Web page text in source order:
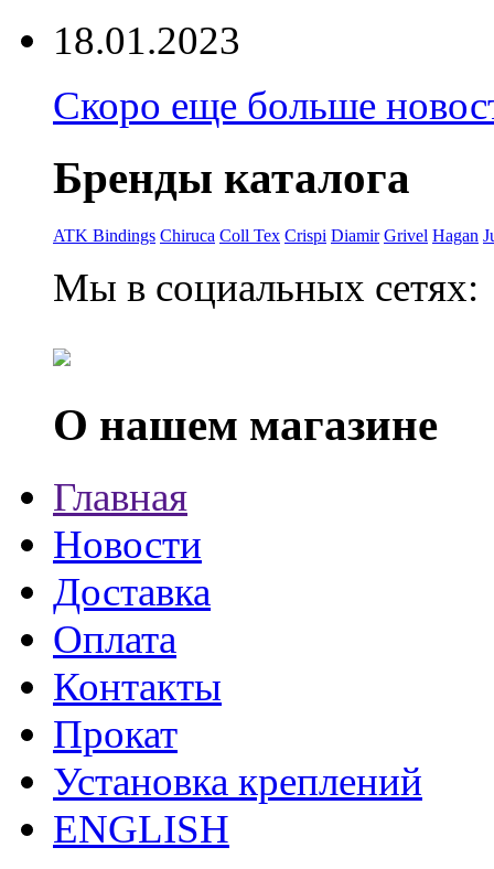
18.01.2023
Скоро еще больше
Бренды каталога
ATK Bindings Chiruca Coll Tex Crispi Diamir Grivel Hagan
Мы в социальных сетях:
О нашем магазине
Главная
Новости
Доставка
Оплата
Контакты
Прокат
Установка креплений
ENGLISH